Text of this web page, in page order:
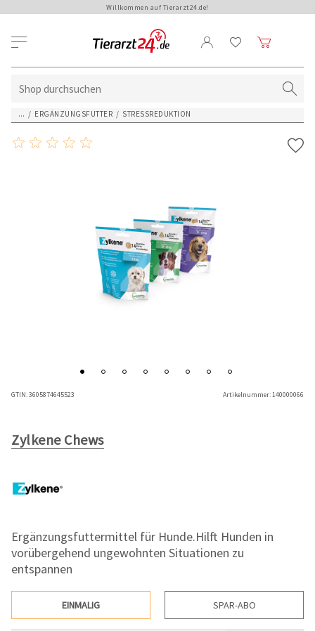
Willkommen auf Tierarzt24.de!
... / ERGÄNZUNGSFUTTER / STRESSREDUKTION
GTIN:3605874645523 Artikelnummer:140000066
Zylkene Chews
Ergänzungsfuttermittel für Hunde.Hilft Hunden in
vorübergehend ungewohnten Situationen zu
entspannen
EINMALIG SPAR-ABO